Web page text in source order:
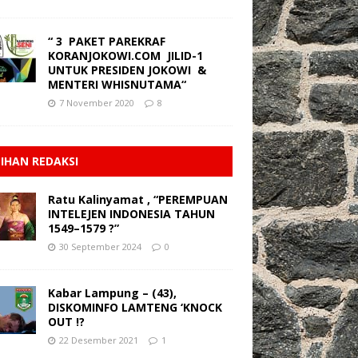
“ 3 PAKET PAREKRAF
KORANJOKOWI.COM JILID-1
UNTUK PRESIDEN JOKOWI &
MENTERI WHISNUTAMA“
7 November 2020 8
REDAKSI
Ratu Kalinyamat , “PEREMPUAN
INTELEJEN INDONESIA TAHUN
1549–1579 ?”
30 September 2024 0
Kabar Lampung – (43),
DISKOMINFO LAMTENG ‘KNOCK
OUT !?
22 Desember 2021 1